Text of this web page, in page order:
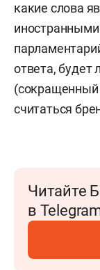
какие слова
ответа, будет
(сокращенный
считаться
Читайте
в